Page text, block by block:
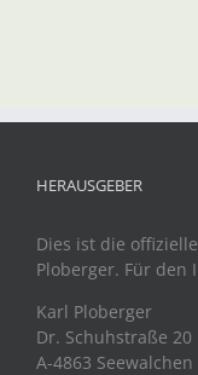
HERAUSGEBER
Dies ist die
Ploberger. Für
Karl Ploberger
Dr. Schuhstraße 20
A-4863 Seewalchen